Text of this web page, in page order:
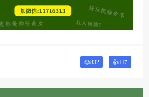
📖832 👍117